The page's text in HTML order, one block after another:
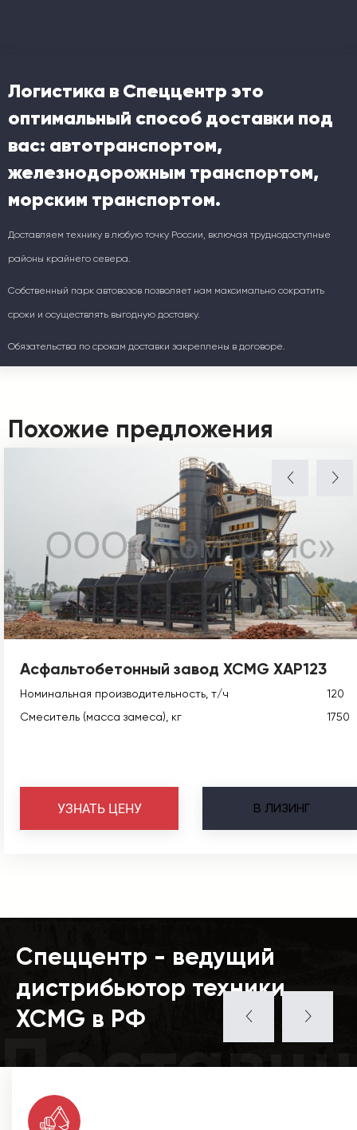
Логистика в Спеццентр это
оптимальный способ доставки под
вас: автотранспортом,
железнодорожным транспортом,
морским транспортом.
Доставляем технику в любую точку России, включая труднодоступные
районы крайнего севера.
Собственный парк автовозов позволяет нам максимально сократить
сроки и осуществлять выгодную доставку.
Обязательства по срокам доставки закреплены в договоре.
Похожие предложения
Асфальтобетонный завод XCMG XAP123
Номинальная производительность, т/ч
120
Смеситель (масса замеса), кг
1750
В ЛИЗИНГ
УЗНАТЬ ЦЕНУ
Спеццентр - ведущий
дистрибьютор техники
XCMG в РФ